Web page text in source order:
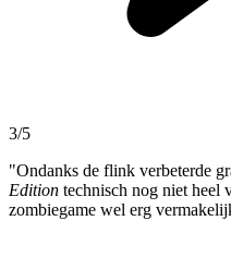
3/5
"Ondanks de flink verbeterde
Edition technisch nog niet heel
zombiegame wel erg